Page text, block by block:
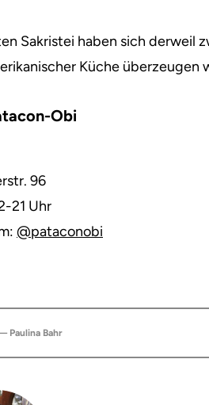
Sakristei haben sich derweil
Küche überzeugen
Obi
96
21 Uhr
@pataconobi
Paulina Bahr